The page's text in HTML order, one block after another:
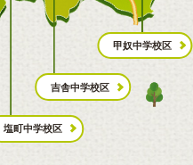
塩町中学校区
吉舎中学校区
甲奴中学校区